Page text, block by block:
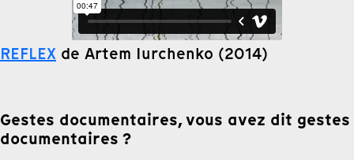
REFLEX de Artem Iurchenko (2014)
Gestes documentaires, vous avez dit gestes
documentaires ?